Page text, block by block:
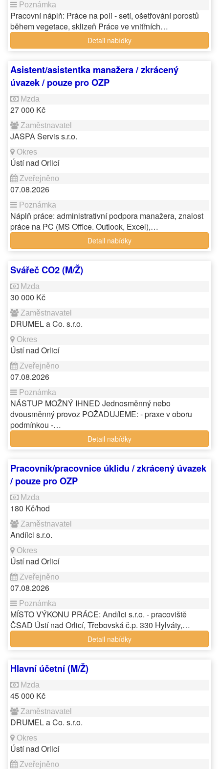
Pracovní náplň: Práce na poli - setí, ošetřování porostů
během vegetace, sklizeň Práce ve vnitřních…
Detail nabídky
Asistent/asistentka manažera / zkrácený
úvazek / pouze pro OZP
27 000 Kč
JASPA Servis s.r.o.
Ústí nad Orlicí
07.08.2026
Náplň práce: administrativní podpora manažera, znalost
práce na PC (MS Office. Outlook, Excel),…
Detail nabídky
Svářeč CO2 (M/Ž)
30 000 Kč
DRUMEL a Co. s.r.o.
Ústí nad Orlicí
07.08.2026
NÁSTUP MOŽNÝ IHNED Jednosměnný nebo
dvousměnný provoz POŽADUJEME: - praxe v oboru
podmínkou -…
Detail nabídky
Pracovník/pracovnice úklidu / zkrácený úvazek
/ pouze pro OZP
180 Kč/hod
Andílci s.r.o.
Ústí nad Orlicí
07.08.2026
MÍSTO VÝKONU PRÁCE: Andílci s.r.o. - pracoviště
ČSAD Ústí nad Orlicí, Třebovská č.p. 330 Hylváty,…
Detail nabídky
Hlavní účetní (M/Ž)
45 000 Kč
DRUMEL a Co. s.r.o.
Ústí nad Orlicí